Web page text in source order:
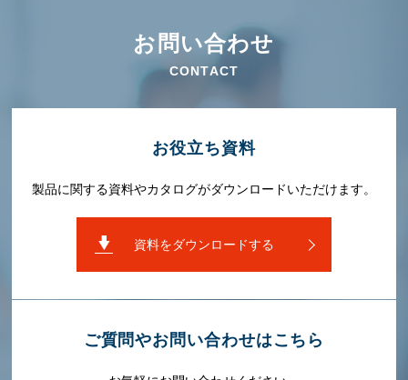
お問い合わせ
CONTACT
お役⽴ち資料
製品に関する資料やカタログがダウンロードいただけます。
資料をダウンロードする
ご質問やお問い合わせはこちら